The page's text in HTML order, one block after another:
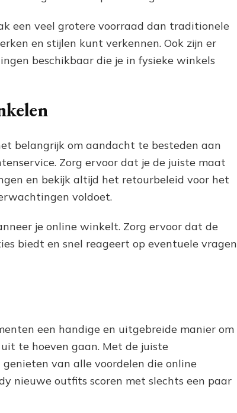
een veel grotere voorraad dan traditionele
en stijlen kunt verkennen. Ook zijn er
beschikbaar die je in fysieke winkels
belangrijk om aandacht te besteden aan
Zorg ervoor dat je de juiste maat
en bekijk altijd het retourbeleid voor het
voldoet.
je online winkelt. Zorg ervoor dat de
biedt en snel reageert op eventuele vragen
een handige en uitgebreide manier om
te hoeven gaan. Met de juiste
van alle voordelen die online
nieuwe outfits scoren met slechts een paar